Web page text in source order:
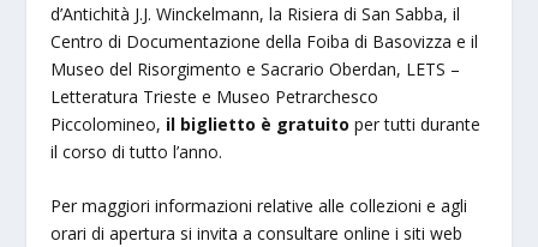
d’Antichità J.J. Winckelmann, la Risiera di San Sabba, il
Centro di Documentazione della Foiba di Basovizza e il
Museo del Risorgimento e Sacrario Oberdan, LETS –
Letteratura Trieste e Museo Petrarchesco
Piccolomineo, il biglietto è gratuito per tutti durante
il corso di tutto l’anno.
Per maggiori informazioni relative alle collezioni e agli
orari di apertura si invita a consultare online i siti web